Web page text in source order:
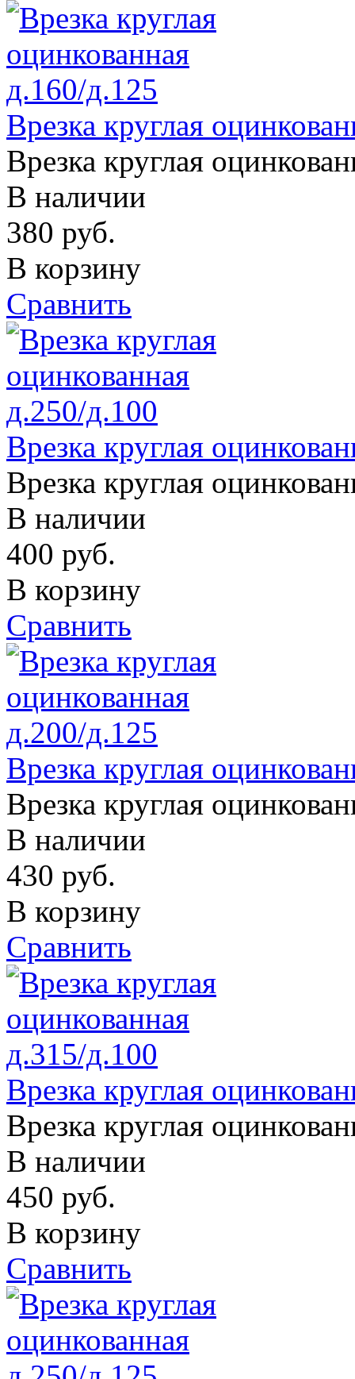
Врезка круглая
Врезка круглая
В наличии
380 руб.
В корзину
Сравнить
Врезка круглая
Врезка круглая
В наличии
400 руб.
В корзину
Сравнить
Врезка круглая
Врезка круглая
В наличии
430 руб.
В корзину
Сравнить
Врезка круглая
Врезка круглая
В наличии
450 руб.
В корзину
Сравнить